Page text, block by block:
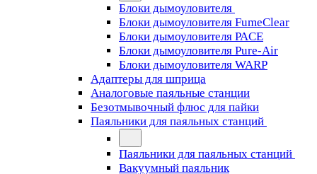
Блоки дымоуловителя
Блоки дымоуловителя FumeClear
Блоки дымоуловителя PACE
Блоки дымоуловителя Pure-Air
Блоки дымоуловителя WARP
Адаптеры для шприца
Аналоговые паяльные станции
Безотмывочный флюс для пайки
Паяльники для паяльных станций
Паяльники для паяльных станций
Вакуумный паяльник